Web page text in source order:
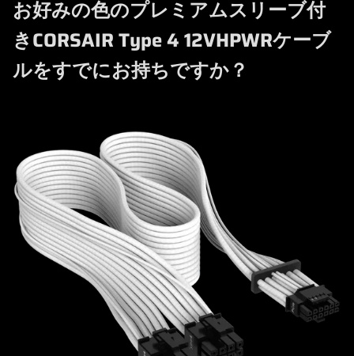
お好みの色のプレミアムスリーブ付
きCORSAIR Type 4 12VHPWRケーブ
ルをすでにお持ちですか？